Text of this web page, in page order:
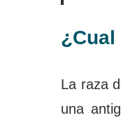
La raza
una